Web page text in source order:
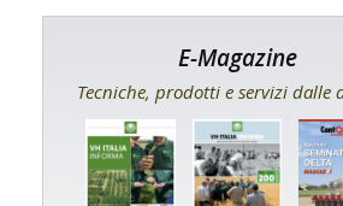
E-Magazine
Tecniche, prodotti e servizi dalle